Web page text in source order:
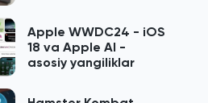
Apple WWDC24 - iOS
18 va Apple AI -
asosiy yangiliklar